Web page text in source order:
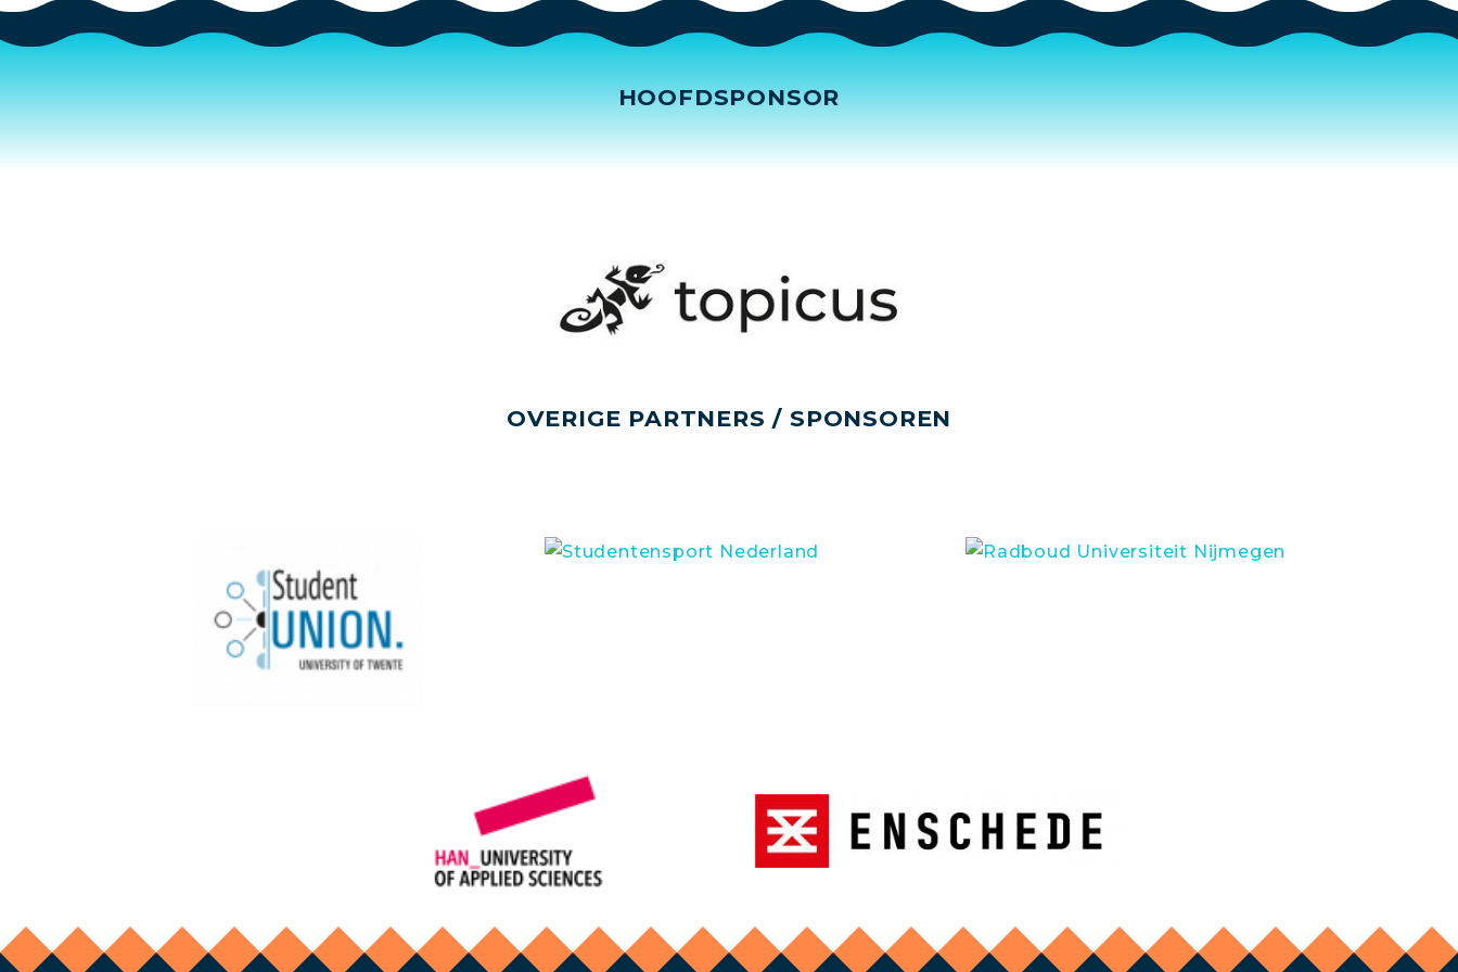
HOOFDSPONSOR
OVERIGE PARTNERS / SPONSOREN